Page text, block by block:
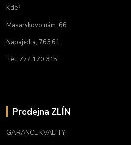
Kde?
Masarykovo nám. 66
Napajedla, 763 61
Tel. 777 170 315
Prodejna ZLÍN
GARANCE KVALITY